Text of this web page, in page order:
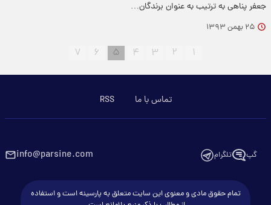
جعفر پناهی به ترتیب به عنوان برندگان…
۲۵ بهمن ۱۳۹۳
۱ ۲ ۳ ۴ ۵ ۶ ۷
تماس با ما RSS
گپ تلگرام info@parsine.com
تمام حقوق مادی و معنوی این سایت متعلق به پارسینه است و استفاده